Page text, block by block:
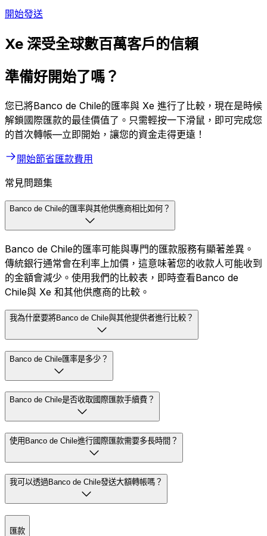
開始發送
Xe 深受全球數百萬客戶的信賴
準備好開始了嗎？
您已將Banco de Chile的匯率與 Xe 進行了比較，現在是時候
解鎖國際匯款的最佳價值了。只需輕按一下滑鼠，即可完成您
的首次轉帳—立即開始，讓您的資金走得更遠！
開始節省匯款費用
常見問題集
Banco de Chile的匯率與其他供應商相比如何？
Banco de Chile的匯率可能與專門的匯款服務有顯著差異。
傳統銀行通常會在利率上加價，這意味著您的收款人可能收到
的金額會減少。使用我們的比較表，即時查看Banco de
Chile與 Xe 和其他供應商的比較。
我為什麼要將Banco de Chile與其他提供者進行比較？
Banco de Chile匯率是多少？
Banco de Chile是否收取國際匯款手續費？
使用Banco de Chile進行國際匯款需要多長時間？
我可以透過Banco de Chile發送大額轉帳嗎？
匯款